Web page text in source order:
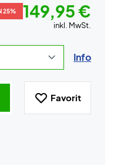
25% 149,95 €
inkl. MwSt.
Info
Favorit